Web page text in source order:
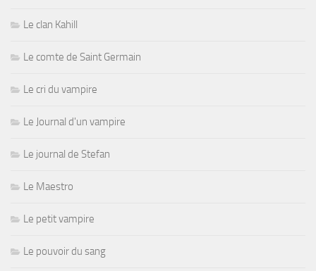
Le clan Kahill
Le comte de Saint Germain
Le cri du vampire
Le Journal d'un vampire
Le journal de Stefan
Le Maestro
Le petit vampire
Le pouvoir du sang